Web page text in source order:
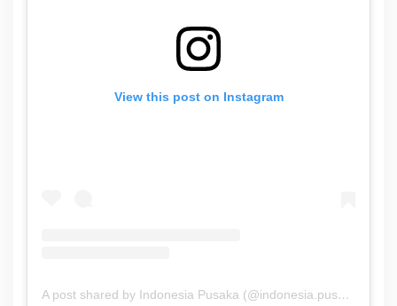
View this post on Instagram
A post shared by Indonesia Pusaka (@indonesia.pusaka)